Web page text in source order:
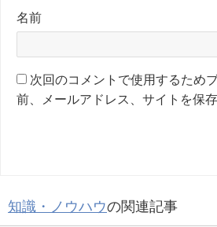
名前
次回のコメントで使用するため
前、メールアドレス、サイトを保存
知識・ノウハウの関連記事